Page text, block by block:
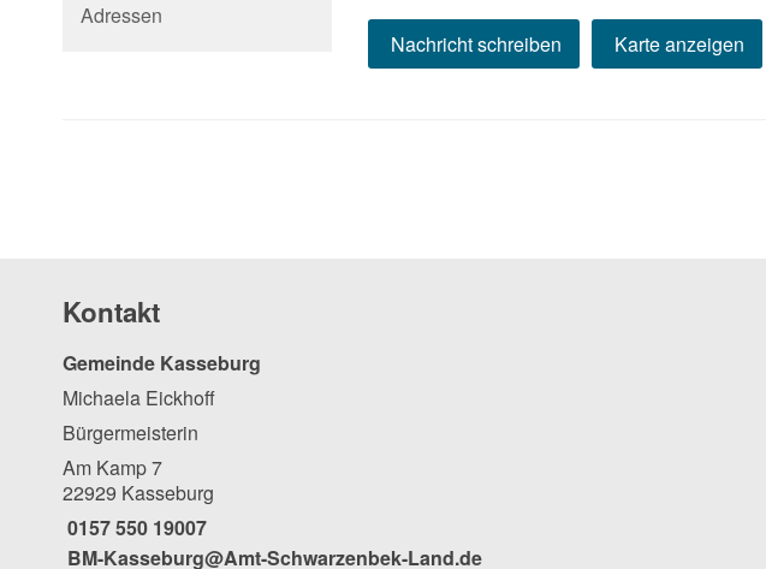
Adressen
Nachricht schreiben Karte anzeigen
Kontakt
Gemeinde Kasseburg
Michaela Eickhoff
Bürgermeisterin
Am Kamp 7
22929 Kasseburg
0157 550 19007
BM-Kasseburg@Amt-Schwarzenbek-Land.de